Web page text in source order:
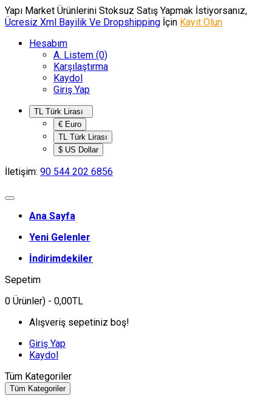
Yapı Market Ürünlerini Stoksuz Satış Yapmak İstiyorsanız,
Ücresiz Xml Bayilik Ve Dropshipping İçin Kayıt Olun
Hesabım
A. Listem (0)
Karşılaştırma
Kaydol
Giriş Yap
€ Euro
TL Türk Lirası
$ US Dollar
İletişim: 90 544 202 6856
Ana Sayfa
Yeni Gelenler
İndirimdekiler
Sepetim
0 Ürünler) - 0,00TL
Alışveriş sepetiniz boş!
Giriş Yap
Kaydol
Tüm Kategoriler
Tüm Kategoriler